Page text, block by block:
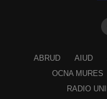
ABRUD AIUD
OCNA MURES
RADIO